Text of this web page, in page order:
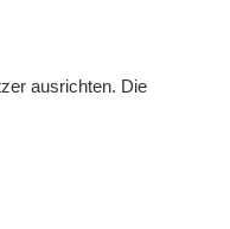
ausrichten. Die